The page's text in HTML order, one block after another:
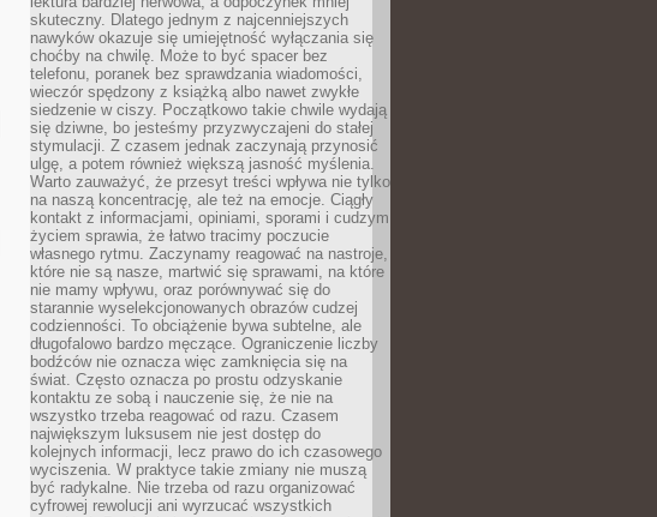
skuteczny. Dlatego jednym z najcenniejszych
nawyków okazuje się umiejętność wyłączania się
choćby na chwilę. Może to być spacer bez
telefonu, poranek bez sprawdzania wiadomości,
wieczór spędzony z książką albo nawet zwykłe
siedzenie w ciszy. Początkowo takie chwile wydają
się dziwne, bo jesteśmy przyzwyczajeni do stałej
stymulacji. Z czasem jednak zaczynają przynosić
ulgę, a potem również większą jasność myślenia.
Warto zauważyć, że przesyt treści wpływa nie tylko
na naszą koncentrację, ale też na emocje. Ciągły
kontakt z informacjami, opiniami, sporami i cudzym
życiem sprawia, że łatwo tracimy poczucie
własnego rytmu. Zaczynamy reagować na nastroje,
które nie są nasze, martwić się sprawami, na które
nie mamy wpływu, oraz porównywać się do
starannie wyselekcjonowanych obrazów cudzej
codzienności. To obciążenie bywa subtelne, ale
długofalowo bardzo męczące. Ograniczenie liczby
bodźców nie oznacza więc zamknięcia się na
świat. Często oznacza po prostu odzyskanie
kontaktu ze sobą i nauczenie się, że nie na
wszystko trzeba reagować od razu. Czasem
największym luksusem nie jest dostęp do
kolejnych informacji, lecz prawo do ich czasowego
wyciszenia. W praktyce takie zmiany nie muszą
być radykalne. Nie trzeba od razu organizować
cyfrowej rewolucji ani wyrzucać wszystkich